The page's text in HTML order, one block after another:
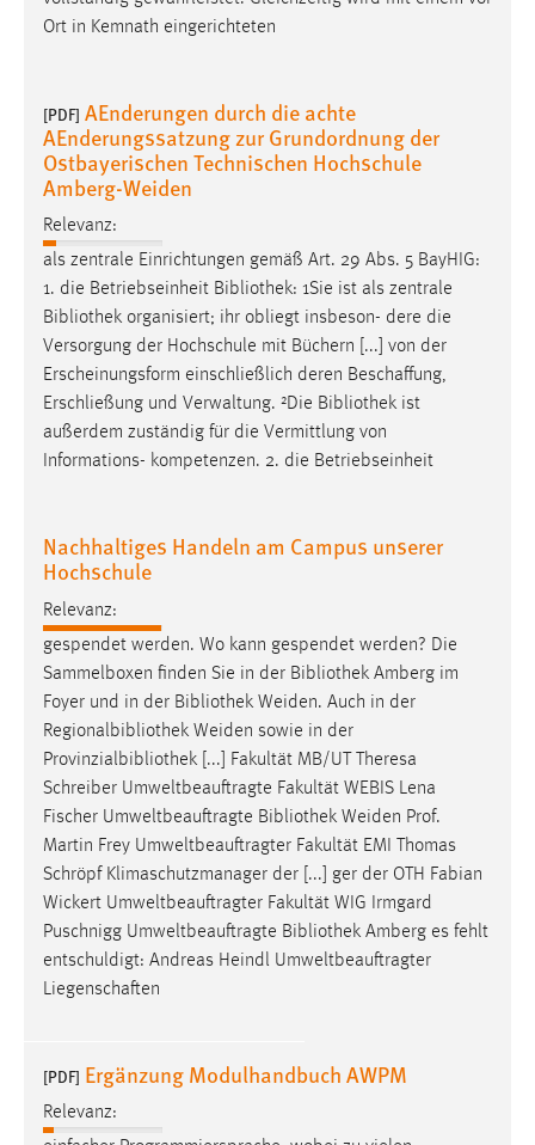
Ort in Kemnath eingerichteten
[PDF] AEnderungen durch die achte
AEnderungssatzung zur Grundordnung der
Ostbayerischen Technischen Hochschule
Amberg-Weiden
Relevanz:
als zentrale Einrichtungen gemäß Art. 29 Abs. 5 BayHIG:
1. die Betriebseinheit Bibliothek: 1Sie ist als zentrale
Bibliothek organisiert; ihr obliegt insbeson- dere die
Versorgung der Hochschule mit Büchern [...] von der
Erscheinungsform einschließlich deren Beschaffung,
Erschließung und Verwaltung. ²Die Bibliothek ist
außerdem zuständig für die Vermittlung von
Informations- kompetenzen. 2. die Betriebseinheit
Nachhaltiges Handeln am Campus unserer
Hochschule
Relevanz:
gespendet werden. Wo kann gespendet werden? Die
Sammelboxen finden Sie in der Bibliothek Amberg im
Foyer und in der Bibliothek Weiden. Auch in der
Regionalbibliothek Weiden sowie in der
Provinzialbibliothek [...] Fakultät MB/UT Theresa
Schreiber Umweltbeauftragte Fakultät WEBIS Lena
Fischer Umweltbeauftragte Bibliothek Weiden Prof.
Martin Frey Umweltbeauftragter Fakultät EMI Thomas
Schröpf Klimaschutzmanager der [...] ger der OTH Fabian
Wickert Umweltbeauftragter Fakultät WIG Irmgard
Puschnigg Umweltbeauftragte Bibliothek Amberg es fehlt
entschuldigt: Andreas Heindl Umweltbeauftragter
Liegenschaften
[PDF] Ergänzung Modulhandbuch AWPM
Relevanz:
Conversion-Tracking
Facebook Pixel
Anbieter:
Facebook
Zweck:
Conversion-Tracking
Cookie Laufzeit:
3 Monate
EXTERNE MEDIEN
Um Inhalte von Videoplattformen und Social Media
Plattformen anzeigen zu können, werden von diesen
externen Medien Cookies gesetzt.
YouTube
Vimeo